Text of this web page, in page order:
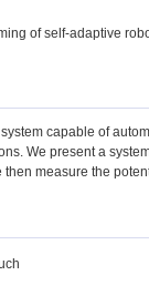
of self-adaptive
capable of
We present a
measure the